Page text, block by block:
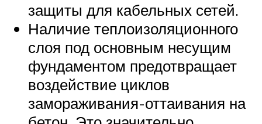
защиты для кабельных сетей.
Наличие теплоизоляционного
слоя под основным несущим
фундаментом предотвращает
воздействие циклов
замораживания-оттаивания на